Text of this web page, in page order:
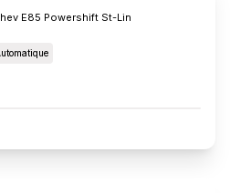
E85 Powershift St-Lin